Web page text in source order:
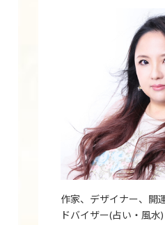
作家、デザイナー、開
ドバイザー(占い・風水)